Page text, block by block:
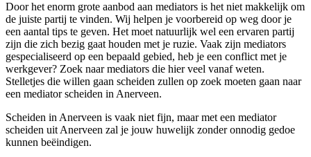
Door het enorm grote aanbod aan mediators is het niet makkelijk om
de juiste partij te vinden. Wij helpen je voorbereid op weg door je
een aantal tips te geven. Het moet natuurlijk wel een ervaren partij
zijn die zich bezig gaat houden met je ruzie. Vaak zijn mediators
gespecialiseerd op een bepaald gebied, heb je een conflict met je
werkgever? Zoek naar mediators die hier veel vanaf weten.
Stelletjes die willen gaan scheiden zullen op zoek moeten gaan naar
een mediator scheiden in Anerveen.
Scheiden in Anerveen is vaak niet fijn, maar met een mediator
scheiden uit Anerveen zal je jouw huwelijk zonder onnodig gedoe
kunnen beëindigen.